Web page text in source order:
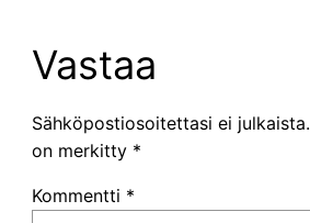
Vastaa
Sähköpostiosoitettasi ei julkaista.
on merkitty *
Kommentti *